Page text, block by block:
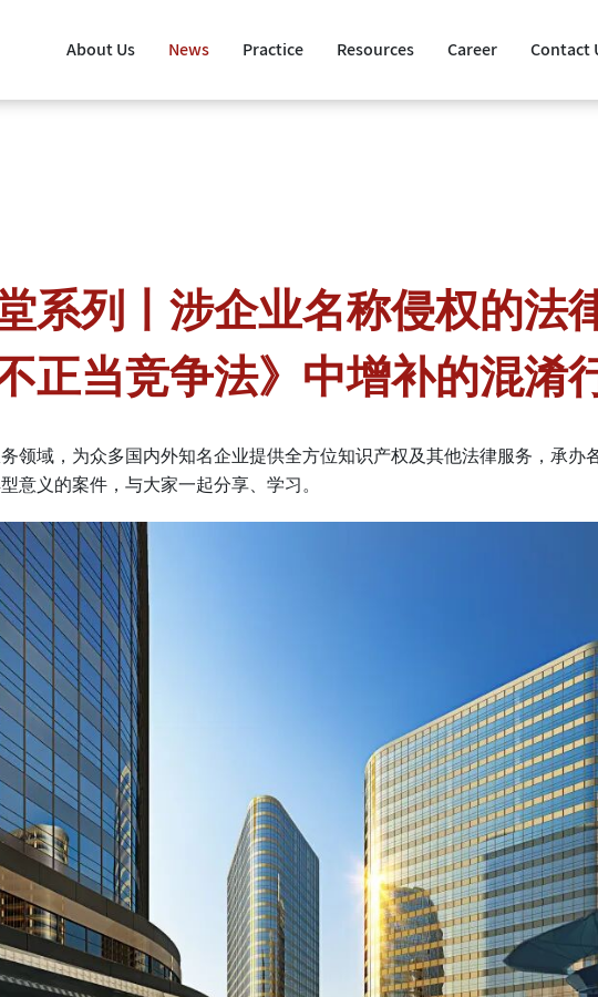
About Us News Practice Resources Career Contact
系列丨涉企业名称侵权的
正当竞争法》中增补的混淆
领域，为众多国内外知名企业提供全方位知识产权及其他法律服务，承办
意义的案件，与大家一起分享、学习。